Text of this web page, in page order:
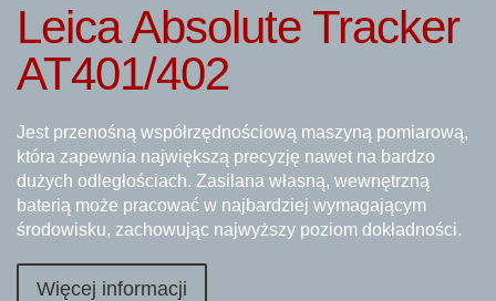
Leica Absolute Tracker
AT401/402
Jest przenośną współrzędnościową maszyną pomiarową,
która zapewnia największą precyzję nawet na bardzo
dużych odległościach. Zasilana własną, wewnętrzną
baterią może pracować w najbardziej wymagającym
środowisku, zachowując najwyższy poziom dokładności.
Więcej informacji